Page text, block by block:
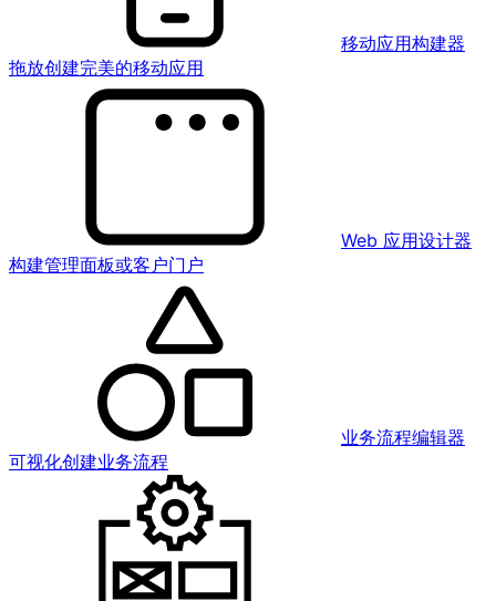
移动应用构建器
拖放创建完美的移动应用
Web 应用设计器
构建管理面板或客户门户
业务流程编辑器
可视化创建业务流程